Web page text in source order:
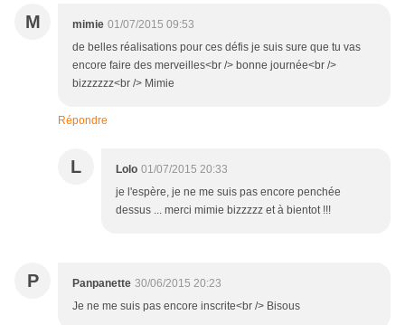
M mimie 01/07/2015 09:53
de belles réalisations pour ces défis je suis sure que tu vas
encore faire des merveilles<br /> bonne journée<br />
bizzzzzz<br /> Mimie
Répondre
L Lolo 01/07/2015 20:33
je l'espère, je ne me suis pas encore penchée
dessus ... merci mimie bizzzzz et à bientot !!!
P Panpanette 30/06/2015 20:23
Je ne me suis pas encore inscrite<br /> Bisous